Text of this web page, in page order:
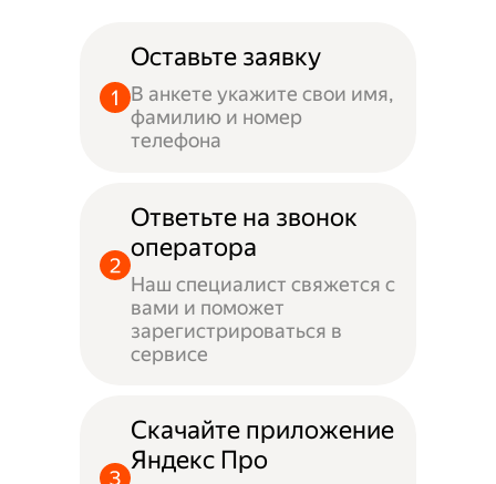
Оставьте заявку
В анкете укажите свои имя,
фамилию и номер
телефона
Ответьте на звонок
оператора
Наш специалист свяжется с
вами и поможет
зарегистрироваться в
сервисе
Скачайте приложение
Яндекс Про